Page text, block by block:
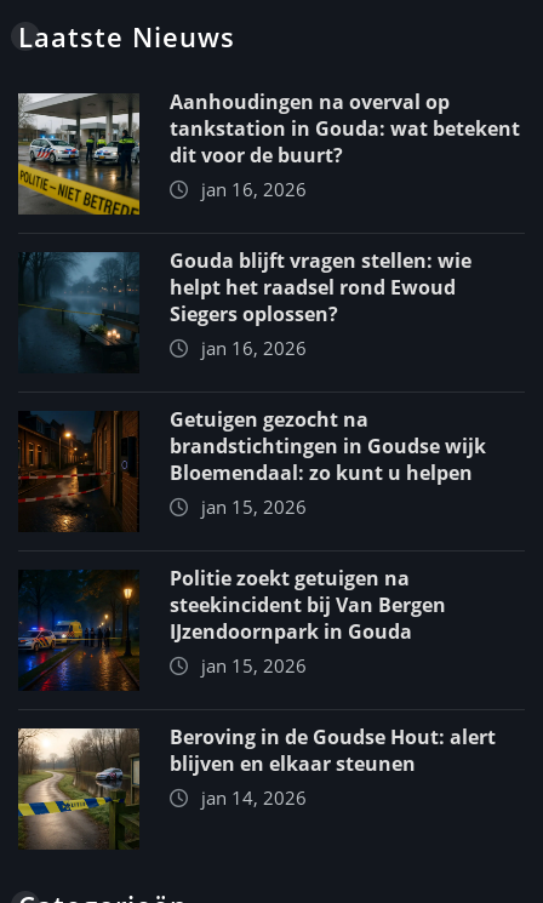
Laatste Nieuws
Aanhoudingen na overval op
tankstation in Gouda: wat betekent
dit voor de buurt?
jan 16, 2026
Gouda blijft vragen stellen: wie
helpt het raadsel rond Ewoud
Siegers oplossen?
jan 16, 2026
Getuigen gezocht na
brandstichtingen in Goudse wijk
Bloemendaal: zo kunt u helpen
jan 15, 2026
Politie zoekt getuigen na
steekincident bij Van Bergen
IJzendoornpark in Gouda
jan 15, 2026
Beroving in de Goudse Hout: alert
blijven en elkaar steunen
jan 14, 2026